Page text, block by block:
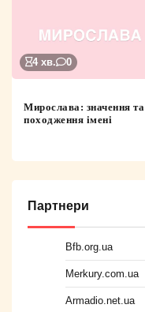
4 хв. 0
Мирослава: значення та
походження імені
Партнери
Bfb.org.ua
Merkury.com.ua
Armadio.net.ua